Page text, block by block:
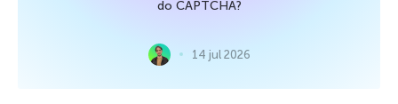
do CAPTCHA?
14 jul 2026